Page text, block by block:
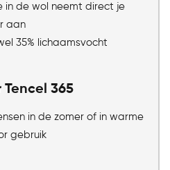
in de wol neemt direct je
aan
35% lichaamsvocht
Tencel 365
in de zomer of in warme
gebruik